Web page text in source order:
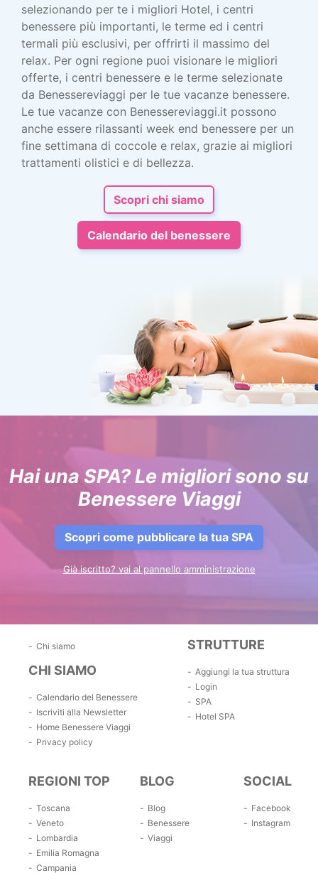
selezionando per te i migliori Hotel, i centri
benessere più importanti, le terme ed i centri
termali più esclusivi, per offrirti il massimo del
relax. Per ogni regione puoi visionare le migliori
offerte, i centri benessere e le terme selezionate
da Benessereviaggi per le tue vacanze benessere.
Le tue vacanze con Benessereviaggi.it possono
anche essere rilassanti week end benessere per un
fine settimana di coccole e relax, grazie ai migliori
trattamenti olistici e di bellezza.
Scopri chi siamo
Calendario del benessere
Hai una SPA? Le migliori sono su
Benessere Viaggi
Scopri come pubblicare la tua SPA
Già iscritto? vai al pannello amministrazione
Chi siamo
CHI SIAMO
Calendario del Benessere
Iscriviti alla Newsletter
Home Benessere Viaggi
Privacy policy
STRUTTURE
Aggiungi la tua struttura
Login
SPA
Hotel SPA
REGIONI TOP
Toscana
Veneto
Lombardia
Emilia Romagna
Campania
BLOG
Blog
Benessere
Viaggi
SOCIAL
Facebook
Instagram